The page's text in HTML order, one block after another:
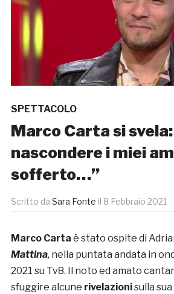
SPETTACOLO
Marco Carta si
nascondere i miei
sofferto…”
Scritto da Sara Fonte il 8 Febbraio 2021
Marco Carta è stato ospite di
Mattina, nella puntata andata in
2021 su Tv8. Il noto ed amato
sfuggire alcune rivelazionisulla